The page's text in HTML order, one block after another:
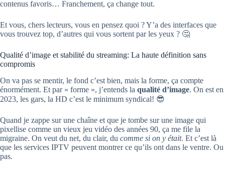
contenus favoris… Franchement, ça change tout.
Et vous, chers lecteurs, vous en pensez quoi ? Y’a des interfaces que
vous trouvez top, d’autres qui vous sortent par les yeux ? 🤔
Qualité d’image et stabilité du streaming: La haute définition sans
compromis
On va pas se mentir, le fond c’est bien, mais la forme, ça compte
énormément. Et par « forme », j’entends la qualité d’image. On est en
2023, les gars, la HD c’est le minimum syndical! 😎
Quand je zappe sur une chaîne et que je tombe sur une image qui
pixellise comme un vieux jeu vidéo des années 90, ça me file la
migraine. On veut du net, du clair, du comme si on y était. Et c’est là
que les services IPTV peuvent montrer ce qu’ils ont dans le ventre. Ou
pas.